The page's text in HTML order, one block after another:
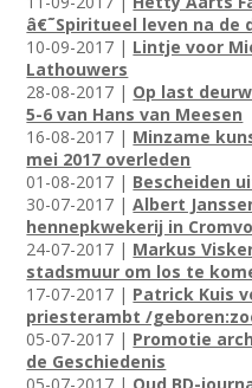
â€˜Spiritueel leven na de
10-09-2017 | Lintje voor
Lathouwers
28-08-2017 | Op last
5-6 van Hans van Meesen
16-08-2017 | Minzame
mei 2017 overleden
01-08-2017 | Bescheiden
30-07-2017 |Albert
hennepkwekerij in
24-07-2017 | Markus
stadsmuur om los te
17-07-2017 | Patrick Kuis
priesterambt /
05-07-2017 | Promotie
de Geschiedenis